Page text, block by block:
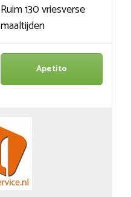
Ruim 130 vriesverse
maaltijden
Apetito